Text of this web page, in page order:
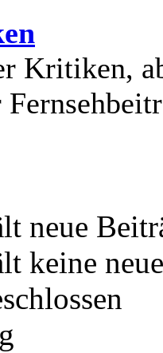
Kritiken,
neue
keine